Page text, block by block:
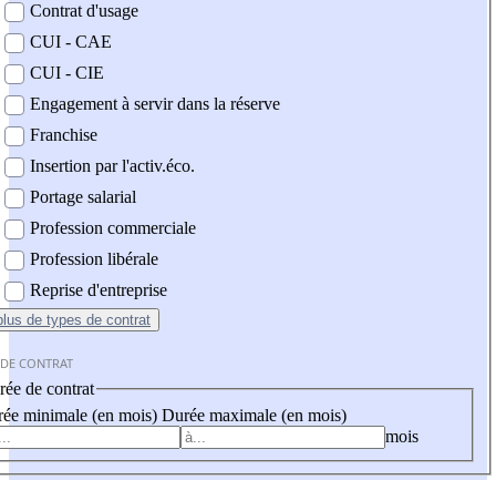
Contrat d'usage
CUI - CAE
CUI - CIE
Engagement à servir dans la réserve
Franchise
Insertion par l'activ.éco.
Portage salarial
Profession commerciale
Profession libérale
Reprise d'entreprise
de types de contrat
CONTRAT
de contrat
minimale (en mois) Durée maximale (en mois)
mois